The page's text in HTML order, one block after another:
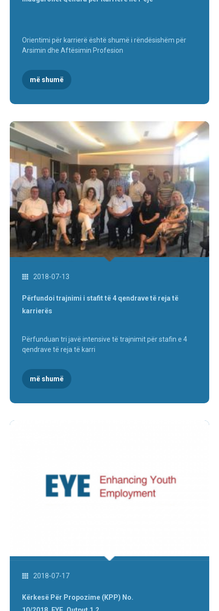
Orientimi për karrierë është shumë i rëndësishëm për
Arsimin dhe Aftësimin Profesion
më shumë
2018-07-13
Përfundoi trajnimi i stafit të 4 qendrave të reja të
karrierës
Përfunduan tri javë intensive të trajnimit për stafin e 4
qendrave të reja të karri
më shumë
2018-07-17
Kërkesë Për Propozime (KPP) No.